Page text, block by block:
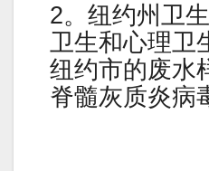
2。纽约州卫
卫生和心理卫
纽约市的废水
脊髓灰质炎病